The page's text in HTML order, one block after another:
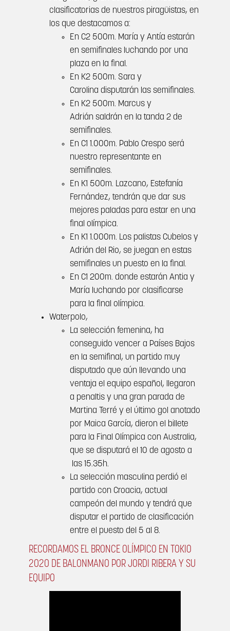
clasificatorias de nuestros piragüistas, en
los que destacamos a:
En C2 500m. María y Antía estarán
en semifinales luchando por una
plaza en la final.
En K2 500m. Sara y
Carolina disputarán las semifinales.
En K2 500m. Marcus y
Adrián saldrán en la tanda 2 de
semifinales.
En C1 1.000m. Pablo Crespo será
nuestro representante en
semifinales.
En K1 500m. Lazcano, Estefanía
Fernández, tendrán que dar sus
mejores paladas para estar en una
final olímpica.
En K1 1.000m. Los palistas Cubelos y
Adrián del Rio, se juegan en estas
semifinales un puesto en la final.
En C1 200m. donde estarán Antia y
María luchando por clasificarse
para la final olímpica.
Waterpolo,
La selección femenina, ha
conseguido vencer a Países Bajos
en la semifinal, un partido muy
disputado que aún llevando una
ventaja el equipo español, llegaron
a penaltis y una gran parada de
Martina Terré y el último gol anotado
por Maica García, dieron el billete
para la Final Olímpica con Australia,
que se disputará el 10 de agosto a
las 15.35h.
La selección masculina perdió el
partido con Croacia, actual
campeón del mundo y tendrá que
disputar el partido de clasificación
entre el puesto del 5 al 8.
RECORDAMOS EL BRONCE OLÍMPICO EN TOKIO
2020 DE BALONMANO POR JORDI RIBERA Y SU
EQUIPO